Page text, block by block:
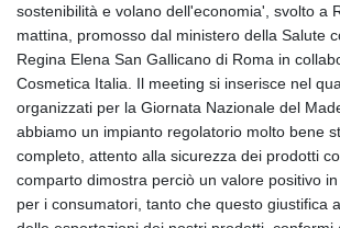
sostenibilità e volano dell'economia', svolto a
mattina, promosso dal ministero della Salute
Regina Elena San Gallicano di Roma in
Cosmetica Italia. Il meeting si inserisce nel
organizzati per la Giornata Nazionale del
abbiamo un impianto regolatorio molto bene
completo, attento alla sicurezza dei prodotti
comparto dimostra perciò un valore positivo
per i consumatori, tanto che questo giustifica